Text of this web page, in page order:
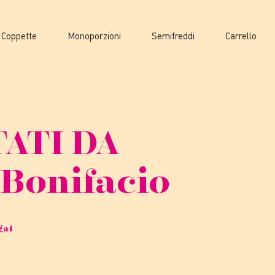
Coppette Monoporzioni Semifreddi Carrello
DA
Bonifacio